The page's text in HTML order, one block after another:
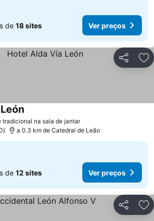
de 18 sites Ver preços
Partilhar
tradicional na sala de jantar
a 0.3 km de Catedral de Leão
de 12 sites Ver preços
Partilhar